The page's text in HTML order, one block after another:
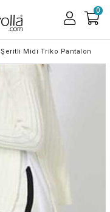
0
Şeritli Midi Triko Pantalon